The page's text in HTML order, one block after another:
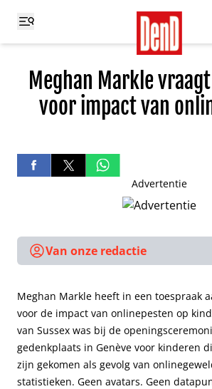
Meghan Markle
voor impact van
Advertentie
Van onze redactie
Meghan Markle heeft in een toespraak
voor de impact van onlinepesten op
van Sussex was bij de
gedenkplaats in Genève voor kinderen
zijn gekomen als gevolg van
statistieken. Geen avatars. Geen